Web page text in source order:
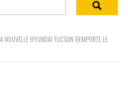
NOUVELLE HYUNDAI TUCSON REMPORTE LE